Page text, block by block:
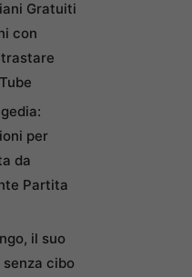
Gratuiti
con
per
da
Partita
il suo
cibo